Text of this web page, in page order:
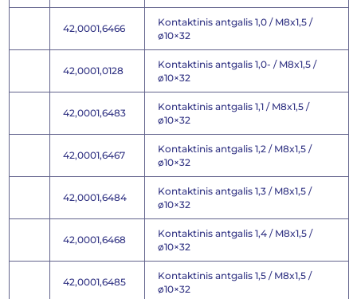
42,0001,6466
Kontaktinis antgalis 1,0 / M8x1,5 /
ø10×32
42,0001,0128
Kontaktinis antgalis 1,0- / M8x1,5 /
ø10×32
42,0001,6483
Kontaktinis antgalis 1,1 / M8x1,5 /
ø10×32
42,0001,6467
Kontaktinis antgalis 1,2 / M8x1,5 /
ø10×32
42,0001,6484
Kontaktinis antgalis 1,3 / M8x1,5 /
ø10×32
42,0001,6468
Kontaktinis antgalis 1,4 / M8x1,5 /
ø10×32
42,0001,6485
Kontaktinis antgalis 1,5 / M8x1,5 /
ø10×32